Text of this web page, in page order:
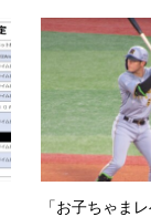
「お子ちゃまレ